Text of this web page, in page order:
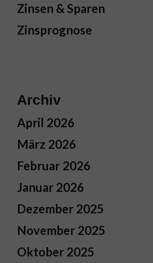
Zinsen & Sparen
Zinsprognose
Archiv
April 2026
März 2026
Februar 2026
Januar 2026
Dezember 2025
November 2025
Oktober 2025